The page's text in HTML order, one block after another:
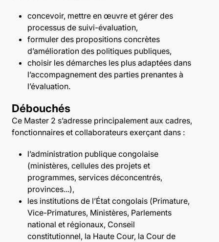
concevoir, mettre en œuvre et gérer des
processus de suivi-évaluation,
formuler des propositions concrètes
d’amélioration des politiques publiques,
choisir les démarches les plus adaptées dans
l’accompagnement des parties prenantes à
l’évaluation.
Débouchés
Ce Master 2 s’adresse principalement aux cadres,
fonctionnaires et collaborateurs exerçant dans :
l’administration publique congolaise
(ministères, cellules des projets et
programmes, services déconcentrés,
provinces...),
les institutions de l’État congolais (Primature,
Vice-Primatures, Ministères, Parlements
national et régionaux, Conseil
constitutionnel, la Haute Cour, la Cour de